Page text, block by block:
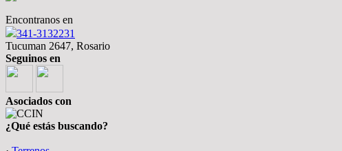
Encontranos en
341-3132231
Tucuman 2647, Rosario
Seguinos en
Asociados con
¿Qué estás buscando?